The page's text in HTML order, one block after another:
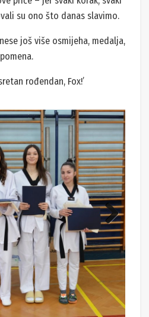
su ono što danas slavimo.
još više osmijeha, medalja,
rođendan, Fox!’
Next